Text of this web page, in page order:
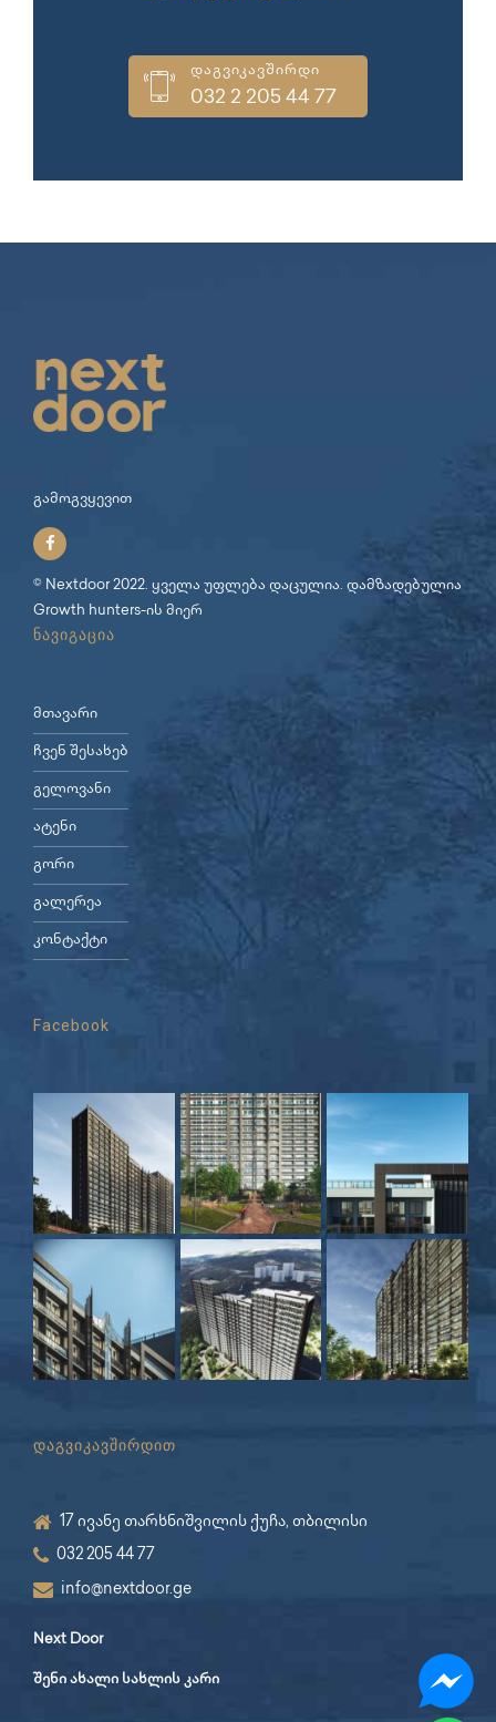
დაგვიკავშირდი
032 2 205 44 77
გამოგვყევით
© Nextdoor 2022. ყველა უფლება დაცულია. დამზადებულია
Growth hunters-ის მიერ
ნავიგაცია
მთავარი
ჩვენ შესახებ
გელოვანი
ატენი
გორი
გალერეა
კონტაქტი
Facebook
დაგვიკავშირდით
17 ივანე თარხნიშვილის ქუჩა, თბილისი
032 205 44 77
info@nextdoor.ge
Next Door
შენი ახალი სახლის კარი